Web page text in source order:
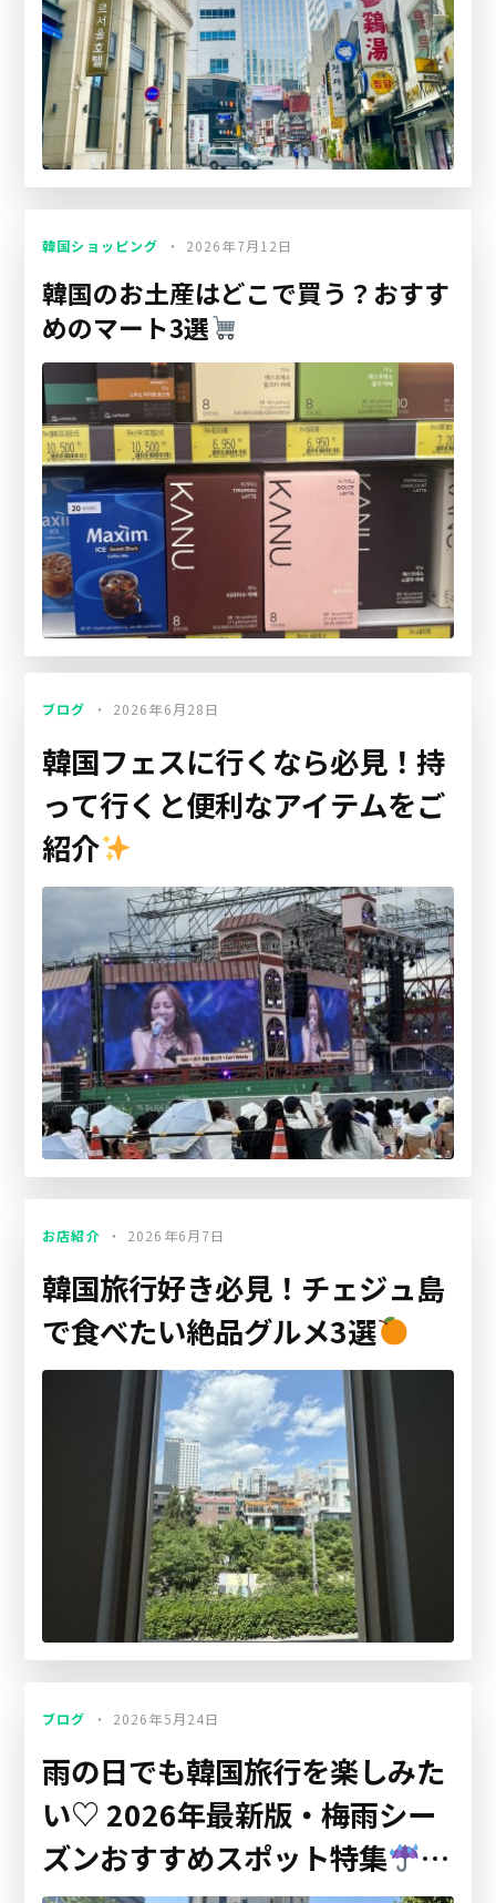
韓国ショッピング 2026年7月12日
韓国のお土産はどこで買う？おすす
めのマート3選
ブログ 2026年6月28日
韓国フェスに行くなら必見！持
って行くと便利なアイテムをご
紹介
お店紹介 2026年6月7日
韓国旅行好き必見！チェジュ島
で食べたい絶品グルメ3選
ブログ 2026年5月24日
雨の日でも韓国旅行を楽しみた
い♡ 2026年最新版・梅雨シー
ズンおすすめスポット特集